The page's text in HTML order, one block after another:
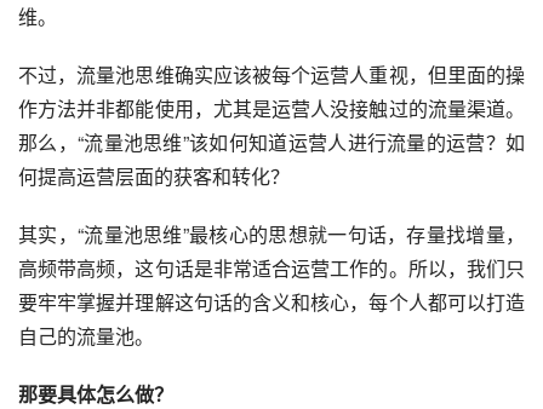
维。
不过，流量池思维确实应该被每个运营人重视，但里面的操
作方法并非都能使用，尤其是运营人没接触过的流量渠道。
那么，“流量池思维”该如何知道运营人进行流量的运营？如
何提高运营层面的获客和转化？
其实，“流量池思维”最核心的思想就一句话，存量找增量，
高频带高频，这句话是非常适合运营工作的。所以，我们只
要牢牢掌握并理解这句话的含义和核心，每个人都可以打造
自己的流量池。
那要具体怎么做？